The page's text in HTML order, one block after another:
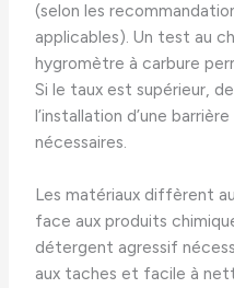
(selon les
applicables). Un test au
hygromètre à carbure
Si le taux est supérieur,
l’installation d’une
nécessaires.
Les matériaux diffèrent
face aux produits
détergent agressif
aux taches et facile à